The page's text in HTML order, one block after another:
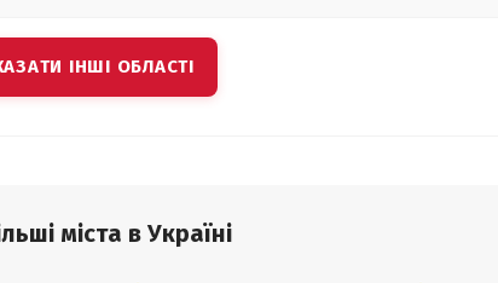
ІНШІ ОБЛАСТІ
міста в Україні